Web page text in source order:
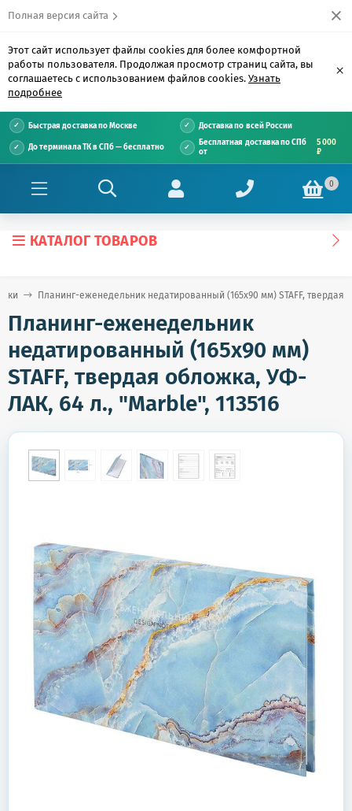
Полная версия сайта
Этот сайт использует файлы cookies для более комфортной
работы пользователя. Продолжая просмотр страниц сайта, вы
соглашаетесь с использованием файлов cookies. Узнать
подробнее
×
Быстрая доставка по Москве Доставка по всей России
До терминала ТК в СПб — бесплатно
Бесплатная доставка по СПб
от
5 000
₽
0
КАТАЛОГ ТОВАРОВ
Планинг-еженедельник недатированный (165х90 мм) STAFF, твердая
Планинг-еженедельник
недатированный (165х90 мм)
STAFF, твердая обложка, УФ-
ЛАК, 64 л., "Marble", 113516